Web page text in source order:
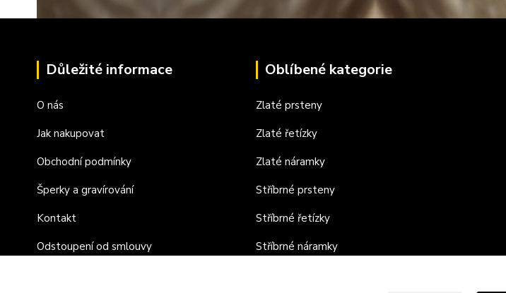
Důležité informace
O nás
Jak nakupovat
Obchodní podmínky
Šperky a gravírování
Kontakt
Odstoupení od smlouvy
Oblíbené kategorie
Zlaté prsteny
Zlaté řetízky
Zlaté náramky
Stříbrné prsteny
Stříbrné řetízky
Stříbrné náramky